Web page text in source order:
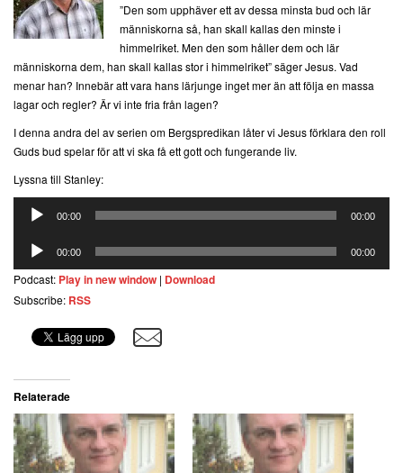
”Den som upphäver ett av dessa minsta bud och lär
människorna så, han skall kallas den minste i
himmelriket. Men den som håller dem och lär
människorna dem, han skall kallas stor i himmelriket” säger Jesus. Vad
menar han? Innebär att vara hans lärjunge inget mer än att följa en massa
lagar och regler? Är vi inte fria från lagen?
I denna andra del av serien om Bergspredikan låter vi Jesus förklara den roll
Guds bud spelar för att vi ska få ett gott och fungerande liv.
Lyssna till Stanley:
Ljudspelare
00:00 00:00
Ljudspelare
00:00 00:00
Podcast: Play in new window | Download
Subscribe: RSS
Relaterade